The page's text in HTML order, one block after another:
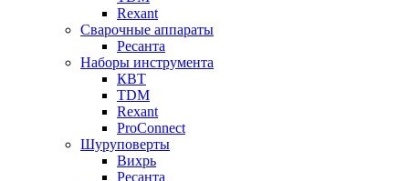
Rexant
Сварочные аппараты
Ресанта
Наборы инструмента
КВТ
TDM
Rexant
ProConnect
Шуруповерты
Вихрь
Ресанта